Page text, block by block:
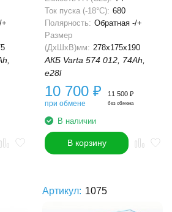
+
Ток пуска (-18°С): 680
Полярность: Обратная -/+
Размер
(ДхШхВ)мм: 278x175x190
АКБ Varta 574 012, 74Ah,
e28l
10 700 ₽
при обмене
11 500 ₽
без обмена
В наличии
В корзину
Артикул: 1075